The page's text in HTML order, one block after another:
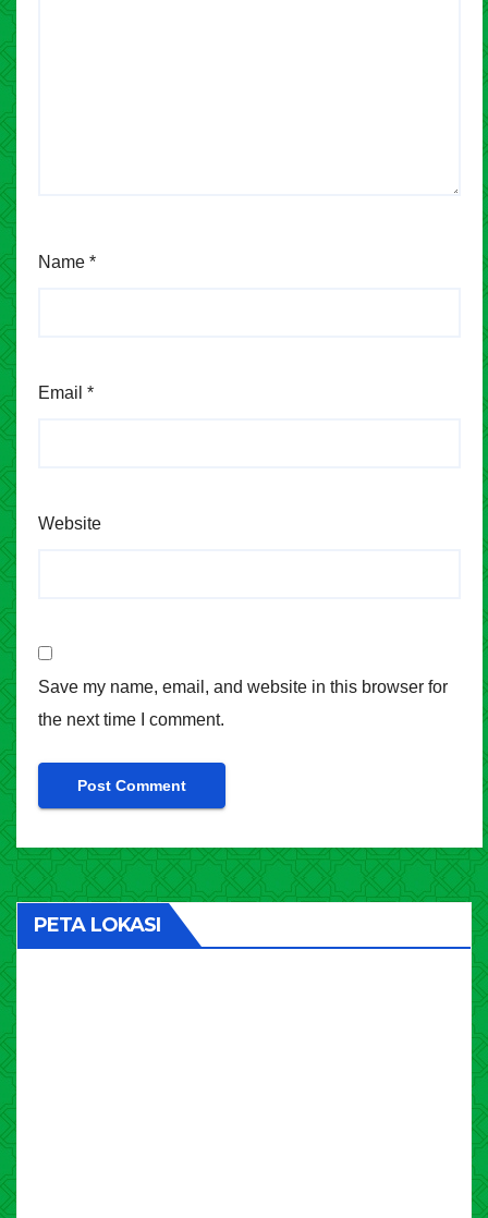
Name *
Email *
Website
Save my name, email, and website in this browser for
the next time I comment.
PETA LOKASI